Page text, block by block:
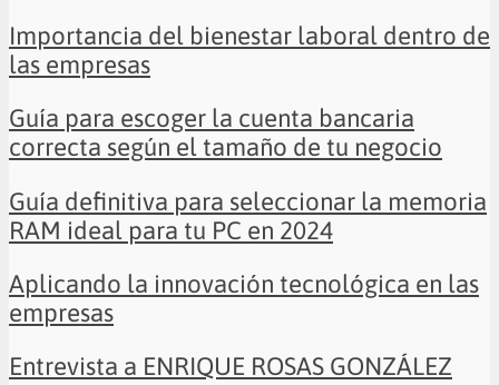
Importancia del bienestar laboral dentro de
las empresas
Guía para escoger la cuenta bancaria
correcta según el tamaño de tu negocio
Guía definitiva para seleccionar la memoria
RAM ideal para tu PC en 2024
Aplicando la innovación tecnológica en las
empresas
Entrevista a ENRIQUE ROSAS GONZÁLEZ